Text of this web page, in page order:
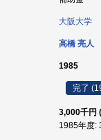
大阪大学
高橋 亮人
1985
完了
3,000千円
1985年度: